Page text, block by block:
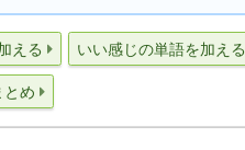
える いい感じの単語を加える
とめ